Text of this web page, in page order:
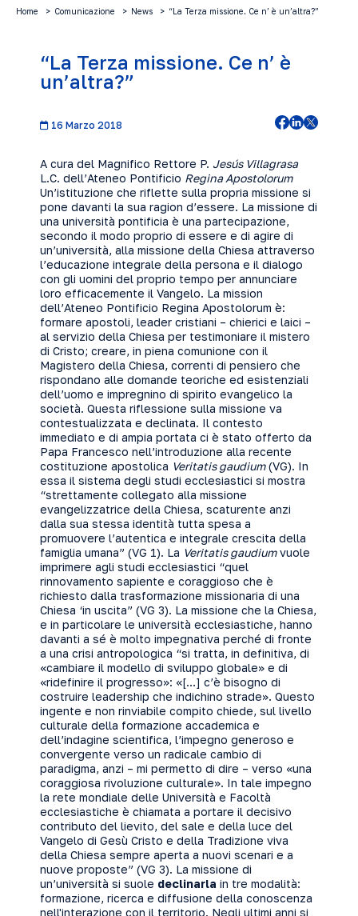
Home Comunicazione News “La Terza missione. Ce n’ è un’altra?”
“La Terza missione. Ce n’ è
un’altra?”
16 Marzo 2018
A cura del Magnifico Rettore P. Jesús Villagrasa
L.C. dell’Ateneo Pontificio Regina Apostolorum
Un’istituzione che riflette sulla propria missione si
pone davanti la sua ragion d’essere. La missione di
una università pontificia è una partecipazione,
secondo il modo proprio di essere e di agire di
un’università, alla missione della Chiesa attraverso
l’educazione integrale della persona e il dialogo
con gli uomini del proprio tempo per annunciare
loro efficacemente il Vangelo. La mission
dell’Ateneo Pontificio Regina Apostolorum è:
formare apostoli, leader cristiani – chierici e laici –
al servizio della Chiesa per testimoniare il mistero
di Cristo; creare, in piena comunione con il
Magistero della Chiesa, correnti di pensiero che
rispondano alle domande teoriche ed esistenziali
dell’uomo e impregnino di spirito evangelico la
società. Questa riflessione sulla missione va
contestualizzata e declinata. Il contesto
immediato e di ampia portata ci è stato offerto da
Papa Francesco nell’introduzione alla recente
costituzione apostolica Veritatis gaudium(VG). In
essa il sistema degli studi ecclesiastici si mostra
“strettamente collegato alla missione
evangelizzatrice della Chiesa, scaturente anzi
dalla sua stessa identità tutta spesa a
promuovere l’autentica e integrale crescita della
famiglia umana” (VG 1). La Veritatis gaudiumvuole
imprimere agli studi ecclesiastici “quel
rinnovamento sapiente e coraggioso che è
richiesto dalla trasformazione missionaria di una
Chiesa ‘in uscita” (VG 3). La missione che la Chiesa,
e in particolare le università ecclesiastiche, hanno
davanti a sé è molto impegnativa perché di fronte
a una crisi antropologica “si tratta, in definitiva, di
«cambiare il modello di sviluppo globale» e di
«ridefinire il progresso»: «[…] c’è bisogno di
costruire leadership che indichino strade». Questo
ingente e non rinviabile compito chiede, sul livello
culturale della formazione accademica e
dell’indagine scientifica, l’impegno generoso e
convergente verso un radicale cambio di
paradigma, anzi – mi permetto di dire – verso «una
coraggiosa rivoluzione culturale». In tale impegno
la rete mondiale delle Università e Facoltà
ecclesiastiche è chiamata a portare il decisivo
contributo del lievito, del sale e della luce del
Vangelo di Gesù Cristo e della Tradizione viva
della Chiesa sempre aperta a nuovi scenari e a
nuove proposte” (VG 3). La missione di
un’università si suole declinarla in tre modalità:
formazione, ricerca e diffusione della conoscenza
nell'interazione con il territorio. Negli ultimi anni si